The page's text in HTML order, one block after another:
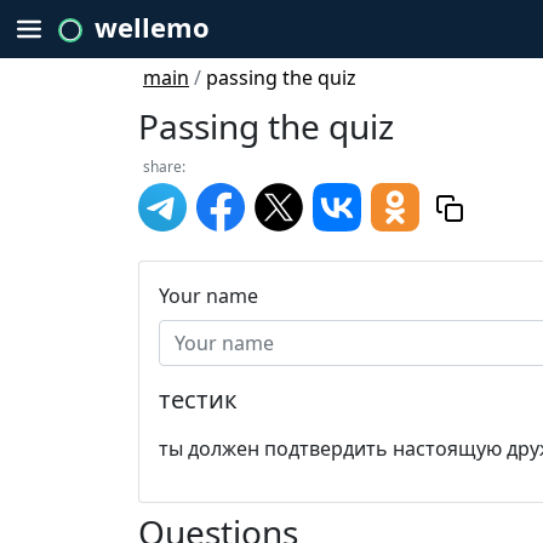
wellemo
main / passing the quiz
Passing the quiz
share:
Your name
тестик
ты должен подтвердить настоящую
Questions